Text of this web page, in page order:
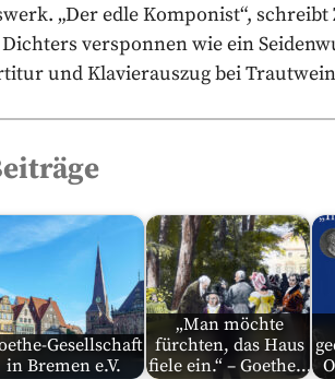
„Der edle Komponist“,
versponnen wie ein
und Klavierauszug bei
Gesellschaft
in Bremen e.V.
„Man möchte
fürchten, das Haus
fiele ein.“ – Goethe…